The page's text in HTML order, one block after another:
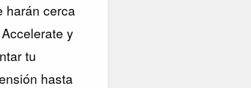
harán cerca
y
tu
hasta